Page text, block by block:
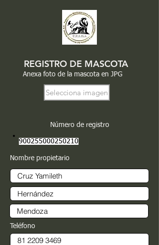
REGISTRO DE MASCOTA
Anexa foto de la mascota en JPG
Selecciona imagen
Número de registro
900255000250210
Nombre propietario
Teléfono